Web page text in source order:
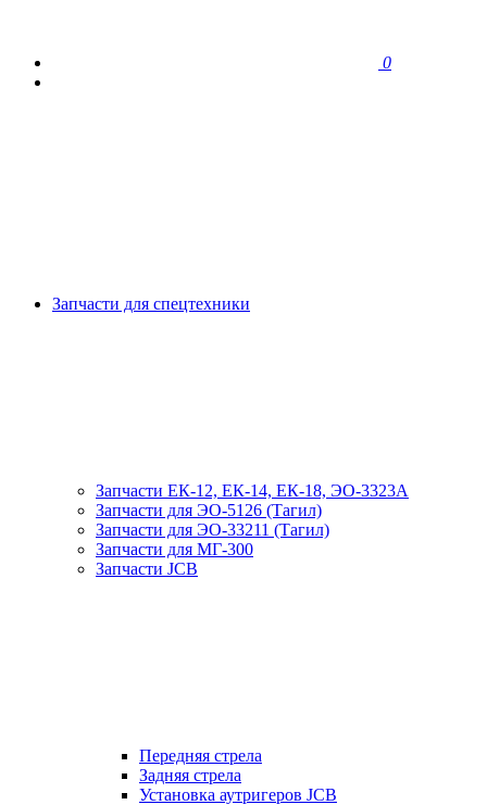
0
Запчасти для спецтехники
Запчасти ЕК-12, ЕК-14, ЕК-18, ЭО-3323А
Запчасти для ЭО-5126 (Тагил)
Запчасти для ЭО-33211 (Тагил)
Запчасти для МГ-300
Запчасти JCB
Передняя стрела
Задняя стрела
Установка аутригеров JCB